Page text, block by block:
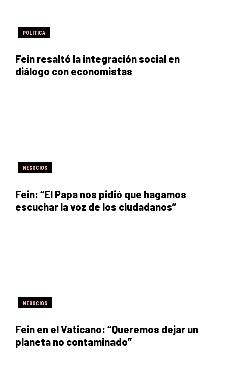
POLÍTICA
Fein resaltó la integración social en
diálogo con economistas
NEGOCIOS
Fein: “El Papa nos pidió que hagamos
escuchar la voz de los ciudadanos”
NEGOCIOS
Fein en el Vaticano: “Queremos dejar un
planeta no contaminado”